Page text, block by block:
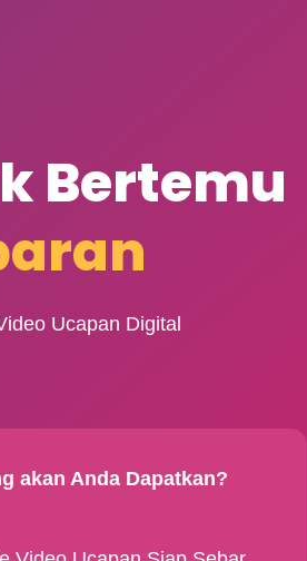
Bertemu
Ucapan Digital
akan Anda Dapatkan?